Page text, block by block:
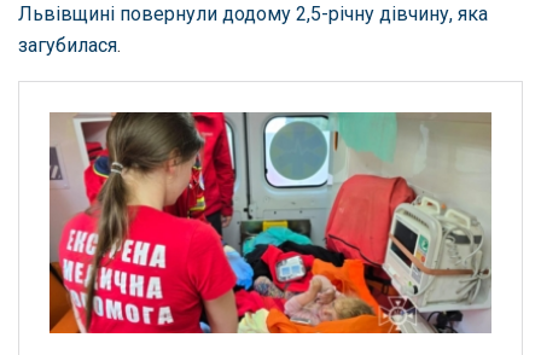
Львівщині повернули додому 2,5-річну дівчину, яка
загубилася.